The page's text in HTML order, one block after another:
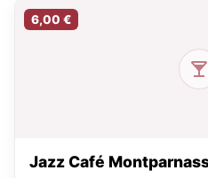
6,00 €
Jazz Café